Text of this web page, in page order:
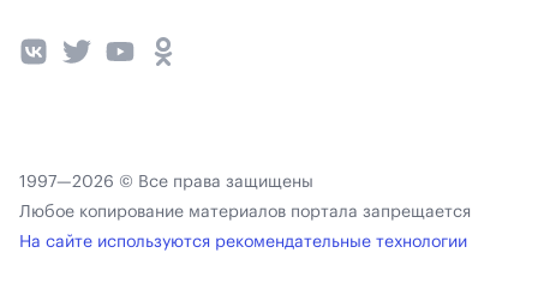
1997—2026 © Все права защищены
Любое копирование материалов портала запрещается
На сайте используются рекомендательные технологии